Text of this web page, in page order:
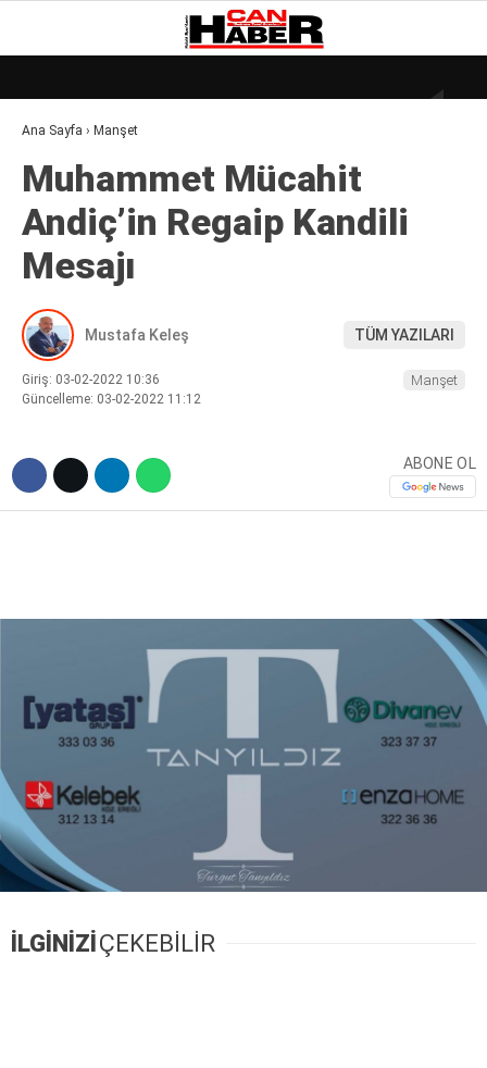
WhatsApp İhbar Hattı
18.6°
GALERİ
DÜNYA
EKONOMI
GÜNDEM
KÜLÜR – SANAT
MAGAZIN
SAĞLIK
ASAYIŞ
Ana Sayfa › Manşet
Muhammet Mücahit
Andiç’in Regaip Kandili
Mesajı
Mustafa Keleş TÜM YAZILARI
Giriş: 03-02-2022 10:36
Güncelleme: 03-02-2022 11:12
Manşet
ABONE OL
İLGİNİZİÇEKEBİLİR